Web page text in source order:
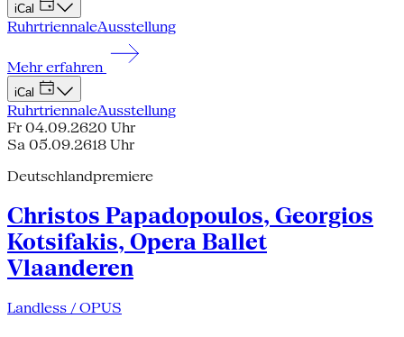
iCal
RuhrtriennaleAusstellung
Mehr erfahren
iCal
RuhrtriennaleAusstellung
Fr 04.09.2620 Uhr
Sa 05.09.2618 Uhr
Deutschlandpremiere
Christos Papadopoulos, Georgios
Kotsifakis, Opera Ballet
Vlaanderen
Landless / OPUS